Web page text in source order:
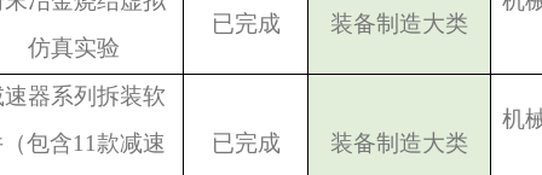
仿真实验
已完成 装备制造大类
器系列拆装软
包含11款减速
已完成 装备制造大类
机